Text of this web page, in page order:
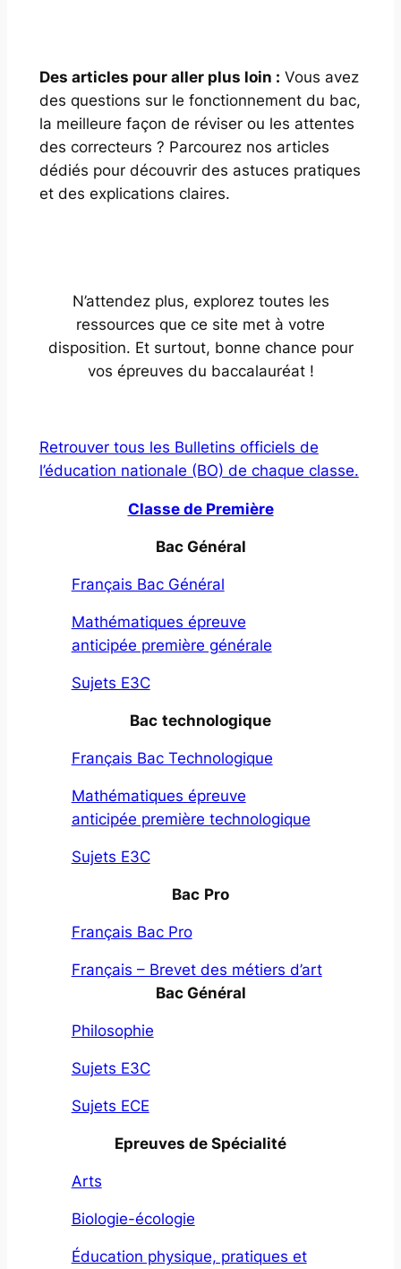
Des articles pour aller plus loin : Vous avez
des questions sur le fonctionnement du bac,
la meilleure façon de réviser ou les attentes
des correcteurs ? Parcourez nos articles
dédiés pour découvrir des astuces pratiques
et des explications claires.
N’attendez plus, explorez toutes les
ressources que ce site met à votre
disposition. Et surtout, bonne chance pour
vos épreuves du baccalauréat !
Retrouver tous les Bulletins officiels de
l’éducation nationale (BO) de chaque classe.
Classe de Première
Bac Général
Français Bac Général
Mathématiques épreuve
anticipée première générale
Sujets E3C
Bac technologique
Français Bac Technologique
Mathématiques épreuve
anticipée première technologique
Sujets E3C
Bac Pro
Français Bac Pro
Français – Brevet des métiers d’art
Bac Général
Philosophie
Sujets E3C
Sujets ECE
Epreuves de Spécialité
Arts
Biologie-écologie
Éducation physique, pratiques et